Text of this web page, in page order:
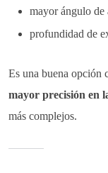
mayor ángulo
profundidad de
Es una buena opción
mayor precisión en
más complejos.